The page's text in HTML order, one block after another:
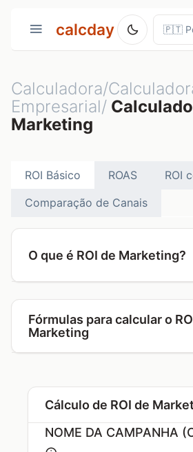
calcday
Calculadora/
Empresarial/
Marketing
ROI Básico ROAS
ROI
Comparação de Canais
O que é ROI de Marketing?
Fórmulas para calcular o
Marketing
Cálculo de ROI de
NOME DA CAMPANHA